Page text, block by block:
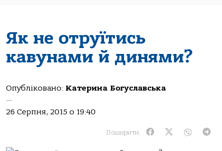
Як не отруїтись
кавунами й динями?
Опубліковано: Катерина Богуславська
—
26 Серпня, 2015 о 19:40
Поширити: